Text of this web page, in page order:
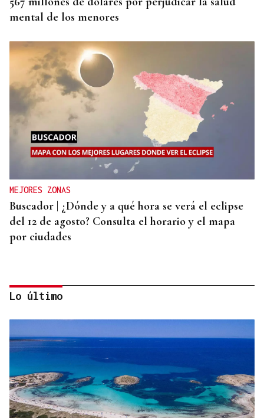
mental de los menores
MEJORES ZONAS
Buscador | ¿Dónde y a qué hora se verá el eclipse
del 12 de agosto? Consulta el horario y el mapa
por ciudades
AHORRO ENERGÉTICO
Lo último